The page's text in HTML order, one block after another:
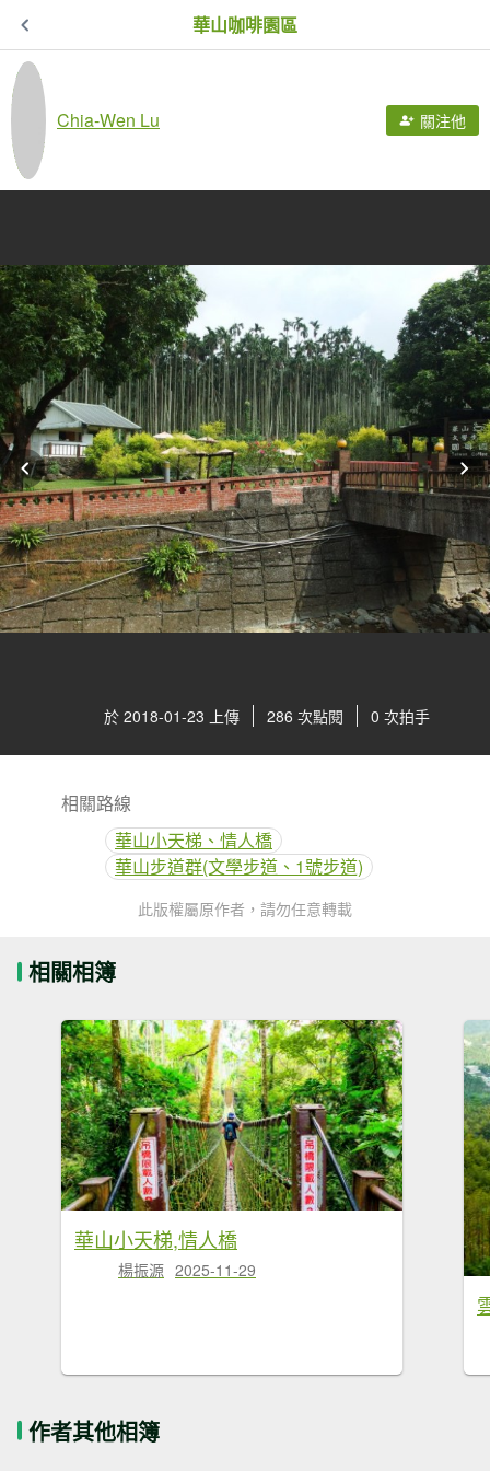
華山咖啡園區
Chia-Wen Lu 關注他
於 2018-01-23 上傳 286 次點閱 0 次拍手
相關路線
華山小天梯、情人橋
華山步道群(文學步道、1號步道)
此版權屬原作者，請勿任意轉載
相關相簿
華山小天梯,情人橋
楊振源 2025-11-29
作者其他相簿